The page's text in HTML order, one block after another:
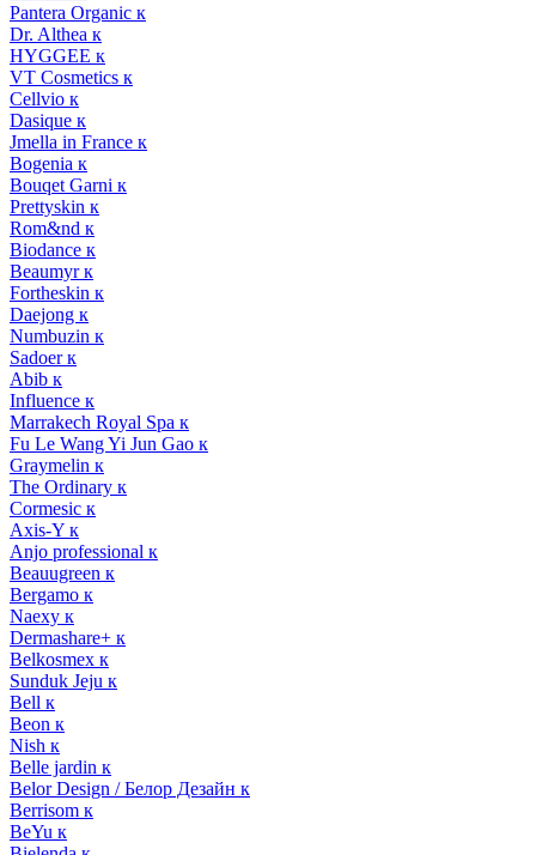
Pantera Organic к
Dr. Althea к
HYGGEE к
VT Cosmetics к
Cellvio к
Dasique к
Jmella in France к
Bogenia к
Bouqet Garni к
Prettyskin к
Rom&nd к
Biodance к
Beaumyr к
Fortheskin к
Daejong к
Numbuzin к
Sadoer к
Abib к
Influence к
Marrakech Royal Spa к
Fu Le Wang Yi Jun Gao к
Graymelin к
The Ordinary к
Cormesic к
Axis-Y к
Anjo professional к
Beauugreen к
Bergamo к
Naexy к
Dermashare+ к
Belkosmex к
Sunduk Jeju к
Bell к
Beon к
Nish к
Belle jardin к
Belor Design / Белор Дезайн к
Berrisom к
BeYu к